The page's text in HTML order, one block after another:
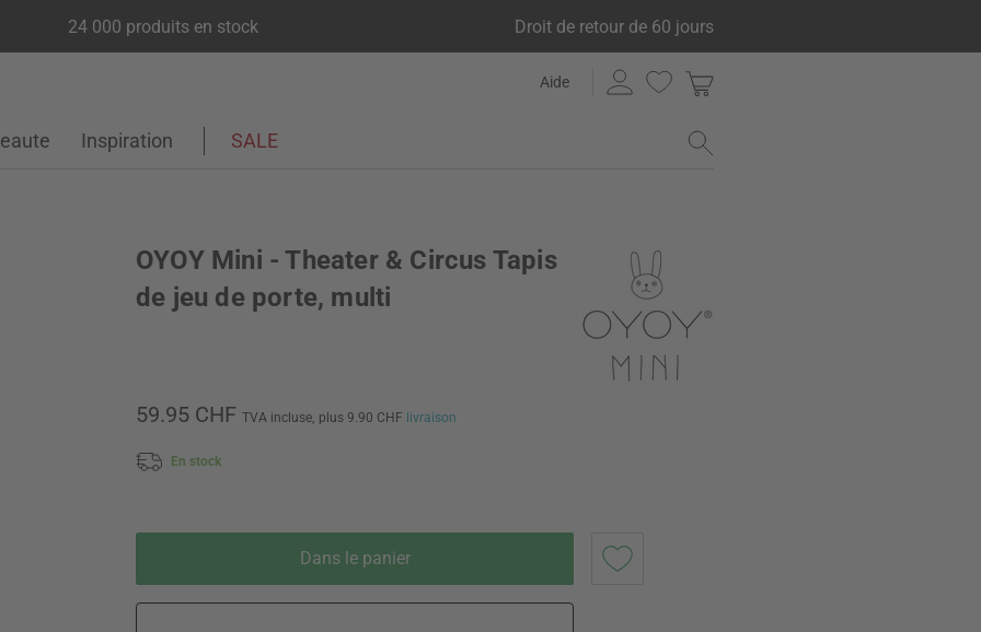
24 000 produits en stock Droit de retour de 60 jours
Aide
Inspiration SALE
OYOY Mini - Theater & Circus Tapis
de jeu de porte, multi
59.95 CHF TVA incluse, plus 9.90 CHF livraison
En stock
Dans le panier